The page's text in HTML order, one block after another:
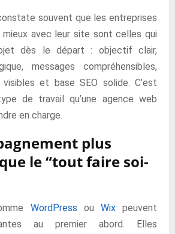
souvent que les entreprises
avec leur site sont celles qui
dès le départ : objectif clair,
messages compréhensibles,
et base SEO solide. C’est
de travail qu’une agence web
en charge.
plus
le “tout faire soi-
WordPress ou Wixpeuvent
au premier abord. Elles